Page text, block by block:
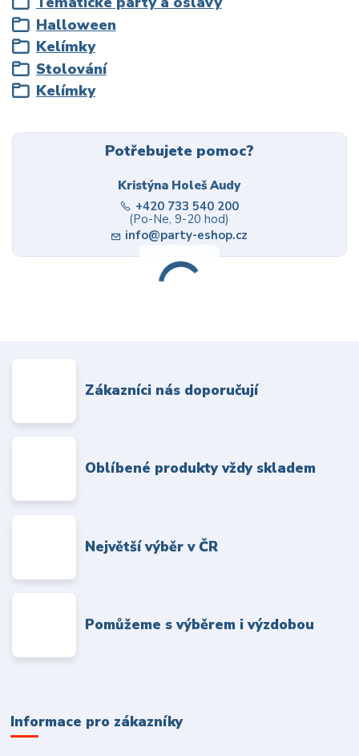
Halloween
Kelímky
Stolování
Kelímky
Potřebujete pomoc?
Kristýna Holeš Audy
+420 733 540 200
(Po-Ne, 9-20 hod)
info@party-eshop.cz
Zákazníci nás doporučují
Oblíbené produkty vždy skladem
Největší výběr v ČR
Pomůžeme s výběrem i výzdobou
Informace pro zákazníky